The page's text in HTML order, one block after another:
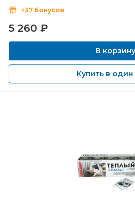
+37 бонусов
5 260 ₽
В корзину
Купить в один